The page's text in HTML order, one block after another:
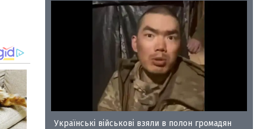
35
Українські військові взяли в полон громадян